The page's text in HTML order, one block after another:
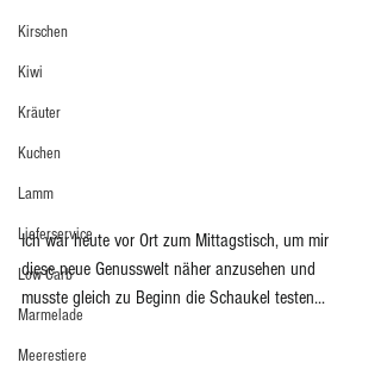
Kirschen
Kiwi
Kräuter
Kuchen
Lamm
Lieferservice
Low Carb
Marmelade
Meerestiere
Ich war heute vor Ort zum Mittagstisch, um mir
diese neue Genusswelt näher anzusehen und
musste gleich zu Beginn die Schaukel testen...